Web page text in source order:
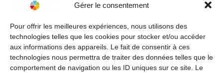
Gérer le consentement
Pour offrir les meilleures expériences, nous utilisons des
technologies telles que les cookies pour stocker et/ou accéder
aux informations des appareils. Le fait de consentir à ces
technologies nous permettra de traiter des données telles que le
comportement de navigation ou les ID uniques sur ce site. Le
garantissent
un service de
qualité à un
juste prix.